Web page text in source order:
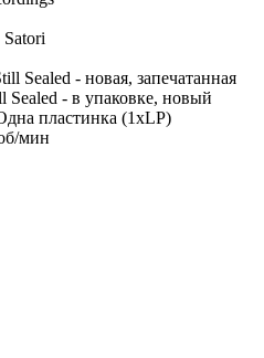
Satori
Sealed - новая, запечатанная
Sealed - в упаковке, новый
пластинка (1xLP)
мин